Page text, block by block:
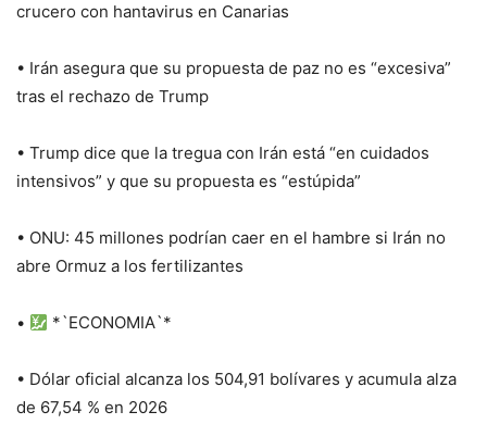
crucero con hantavirus en Canarias
• Irán asegura que su propuesta de paz no es “excesiva”
tras el rechazo de Trump
• Trump dice que la tregua con Irán está “en cuidados
intensivos” y que su propuesta es “estúpida”
• ONU: 45 millones podrían caer en el hambre si Irán no
abre Ormuz a los fertilizantes
• *`ECONOMIA`*
• Dólar oficial alcanza los 504,91 bolívares y acumula alza
de 67,54 % en 2026